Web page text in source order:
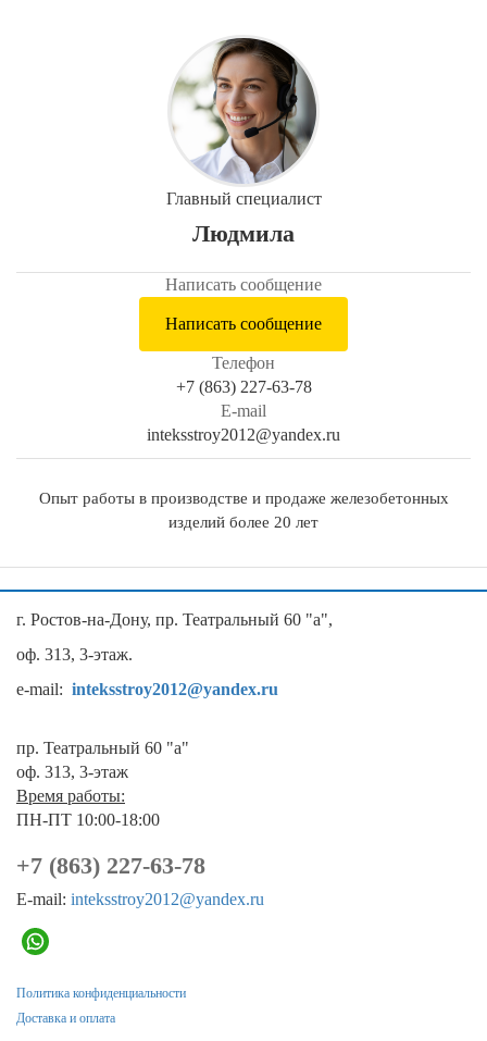
Главный специалист
Людмила
Написать сообщение
Написать сообщение
Телефон
+7 (863) 227-63-78
E-mail
inteksstroy2012@yandex.ru
Опыт работы в производстве и продаже железобетонных
изделий более 20 лет
г. Ростов-на-Дону, пр. Театральный 60 "а",
оф. 313, 3-этаж.
e-mail: inteksstroy2012@yandex.ru
пр. Театральный 60 "а"
оф. 313, 3-этаж
Время работы:
ПН-ПТ 10:00-18:00
+7 (863) 227-63-78
E-mail: inteksstroy2012@yandex.ru
Политика конфиденциальности
Доставка и оплата